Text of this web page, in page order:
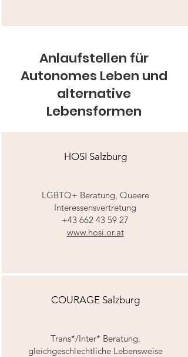
Anlaufstellen für
Autonomes Leben und
alternative
Lebensformen
HOSI Salzburg
LGBTQ+ Beratung, Queere
Interessensvertretung
+43 662 43 59 27
www.hosi.or.at
COURAGE Salzburg
Trans*/Inter* Beratung,
gleichgeschlechtliche Lebensweise